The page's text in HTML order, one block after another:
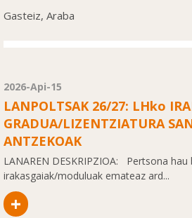
Gasteiz, Araba
2026-Api-15
LANPOLTSAK 26/27: LHko
GRADUA/LIZENTZIATURA
ANTZEKOAK
LANAREN DESKRIPZIOA: Pertsona
irakasgaiak/moduluak emateaz ard...
+